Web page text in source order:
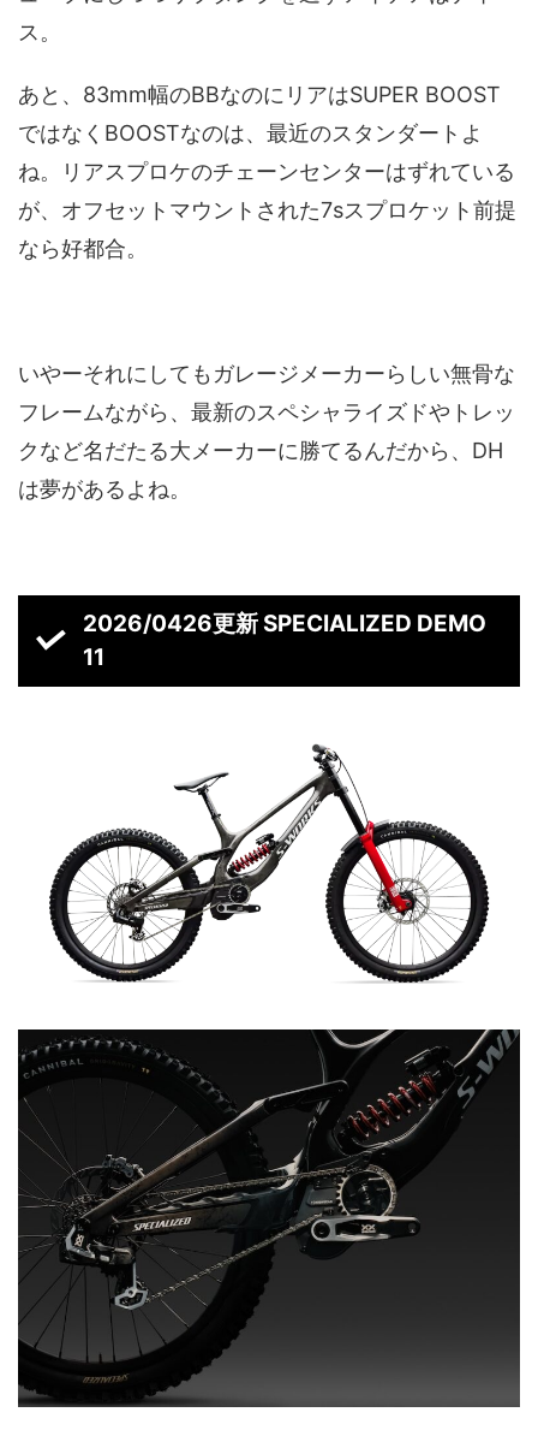
ス。
あと、83mm幅のBBなのにリアはSUPER BOOST
ではなくBOOSTなのは、最近のスタンダートよ
ね。リアスプロケのチェーンセンターはずれている
が、オフセットマウントされた7sスプロケット前提
なら好都合。
いやーそれにしてもガレージメーカーらしい無骨な
フレームながら、最新のスペシャライズドやトレッ
クなど名だたる大メーカーに勝てるんだから、DH
は夢があるよね。
2026/0426更新 SPECIALIZED DEMO
11